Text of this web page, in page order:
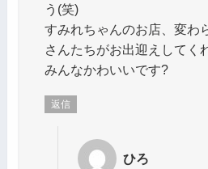
う(笑)
すみれちゃんのお店、変わ
さんたちがお出迎えしてく
みんなかわいいです?
返信
ひろ